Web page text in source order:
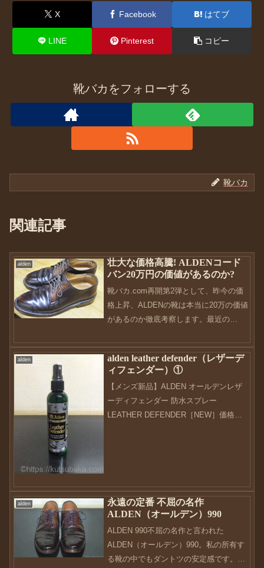
X Facebook はてブ
LINE Pinterest コピー
靴バカをフォローする
靴バカ
関連記事
alden
壮大な価格高騰! ALDENコード
バン20万円の価値があるのか?
靴バカ.com再開第2弾として、昨今の価
格上昇、ALDENの靴は本当に20万の価値
があるのか徹底考察します。最近の
態の私ですが、その間全くと言っていい
ほど靴の情報は入れていませんでした。
そして最近のA...
alden
alden leather defender（レザーデ
ィフェンダー）①
【メンズ新品】ALDEN オールデンレザ
ーディフェンダー 防水スプレー
LEATHER DEFENDER［NEW］価格：
alden
永遠の定番 不屈の名作
ALDEN（オールデン）990
ALDEN 990不屈の名作と言われた
ALDEN（オールデン）990。私の所有す
る靴の中でもダントツの安定感です。ラ